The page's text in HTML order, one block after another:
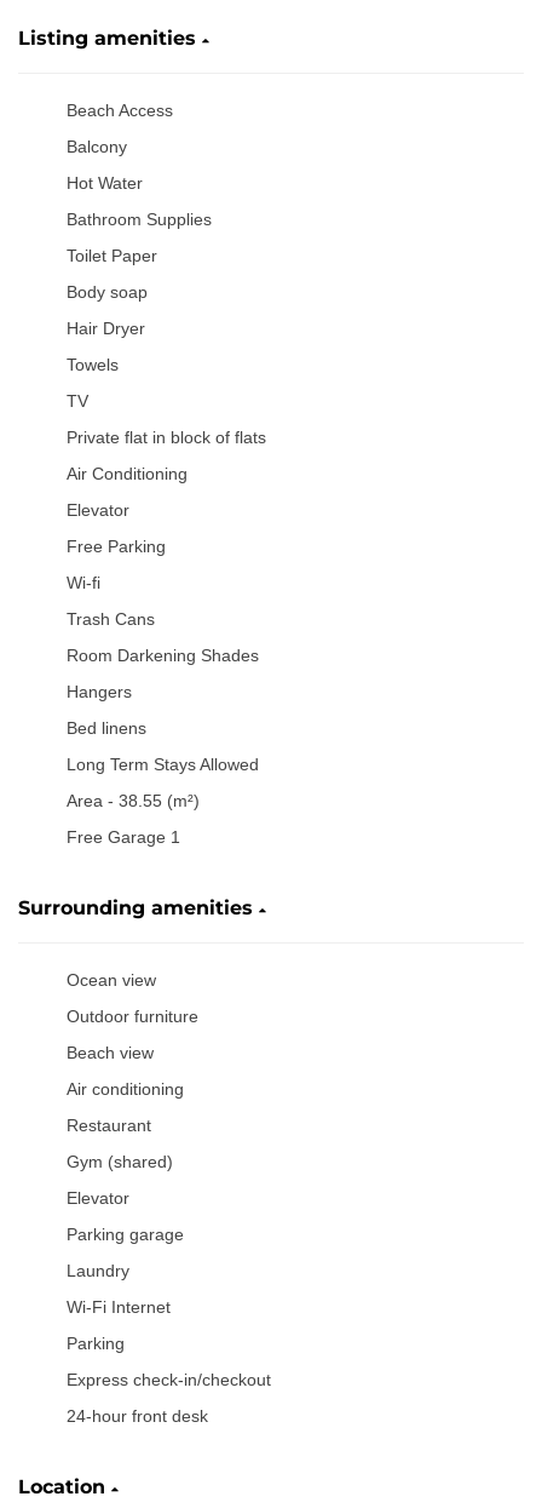
Listing amenities
Beach Access
Balcony
Hot Water
Bathroom Supplies
Toilet Paper
Body soap
Hair Dryer
Towels
TV
Private flat in block of flats
Air Conditioning
Elevator
Free Parking
Wi-fi
Trash Cans
Room Darkening Shades
Hangers
Bed linens
Long Term Stays Allowed
Area - 38.55 (m²)
Free Garage 1
Surrounding amenities
Ocean view
Outdoor furniture
Beach view
Air conditioning
Restaurant
Gym (shared)
Elevator
Parking garage
Laundry
Wi-Fi Internet
Parking
Express check-in/checkout
24-hour front desk
Location